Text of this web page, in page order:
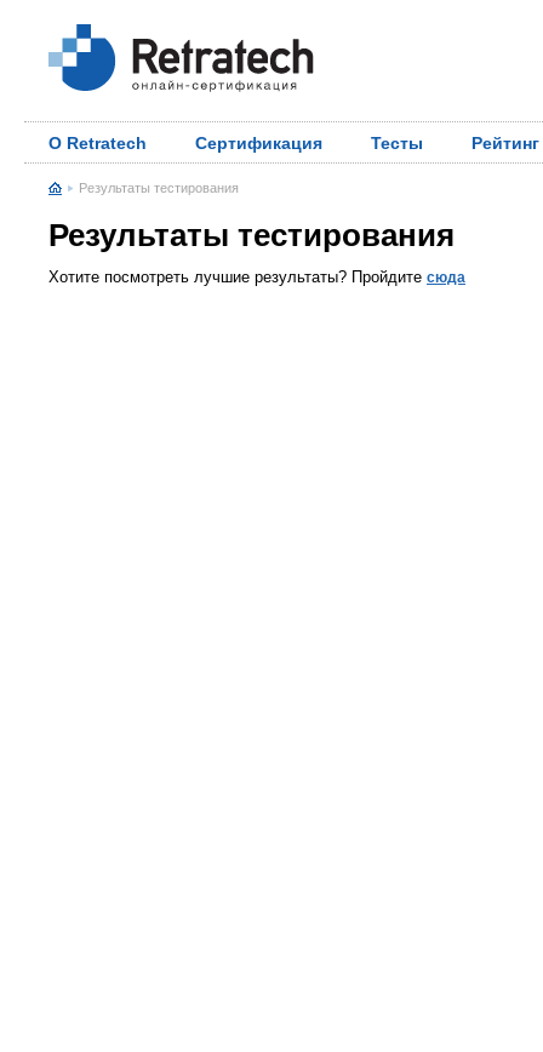
О Retratech Сертификация Тесты Рейтинг
Результаты тестирования
Результаты тестирования
Хотите посмотреть лучшие результаты? Пройдите сюда